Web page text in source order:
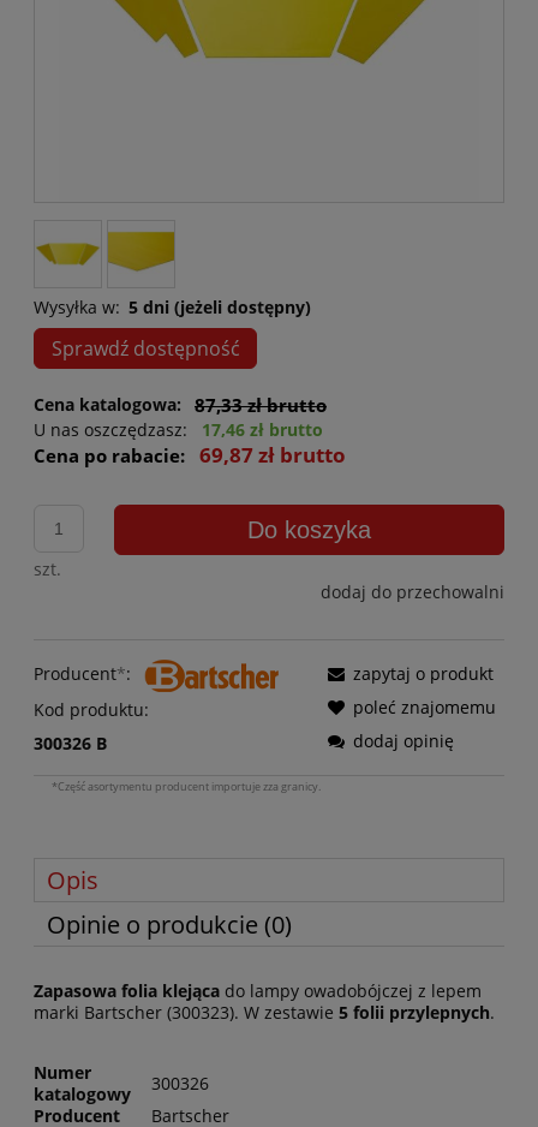
Wysyłka w: 5 dni (jeżeli dostępny)
Sprawdź dostępność
Cena katalogowa: 87,33 zł brutto
U nas oszczędzasz: 17,46 zł brutto
Cena po rabacie: 69,87 zł brutto
szt.
Do koszyka
dodaj do przechowalni
Producent*:
Kod produktu:
300326 B
zapytaj o produkt
poleć znajomemu
dodaj opinię
*Część asortymentu producent importuje zza granicy.
Opis
Opinie o produkcie (0)
Zapasowa folia klejąca do lampy owadobójczej z lepem
marki Bartscher (300323). W zestawie 5 folii przylepnych.
Numer
katalogowy
300326
Producent
Bartscher